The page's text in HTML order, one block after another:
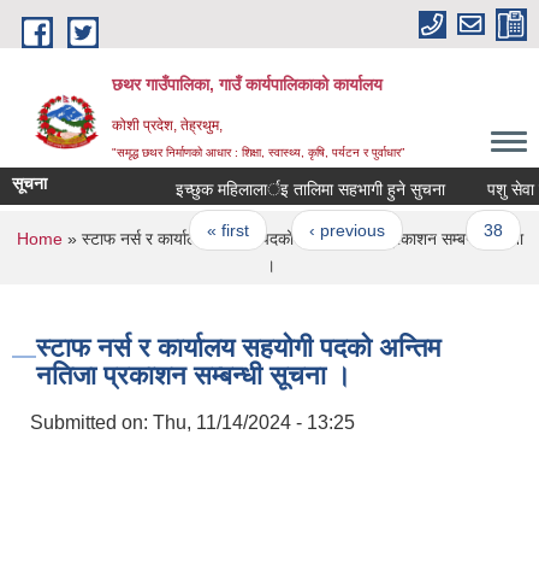
Skip to main content
छथर गाउँपालिका, गाउँ कार्यपालिकाको कार्यालय
कोशी प्रदेश, तेह्रथुम,
"समृद्ध छथर निर्माणको आधार : शिक्षा, स्वास्थ्य, कृषि, पर्यटन र पुर्वाधार”
सूचना इच्छुक महिलालार्इ तालिमा सहभागी हुने सुचना पशु सेवा
Pages
« first ‹ previous … 38
You are here
Home» स्टाफ नर्स र कार्यालय सहयोगी पदको अन्तिम नतिजा प्रकाशन सम्बन्धी सूचना
।
स्टाफ नर्स र कार्यालय सहयोगी पदको अन्तिम
नतिजा प्रकाशन सम्बन्धी सूचना ।
Submitted on: Thu, 11/14/2024 - 13:25